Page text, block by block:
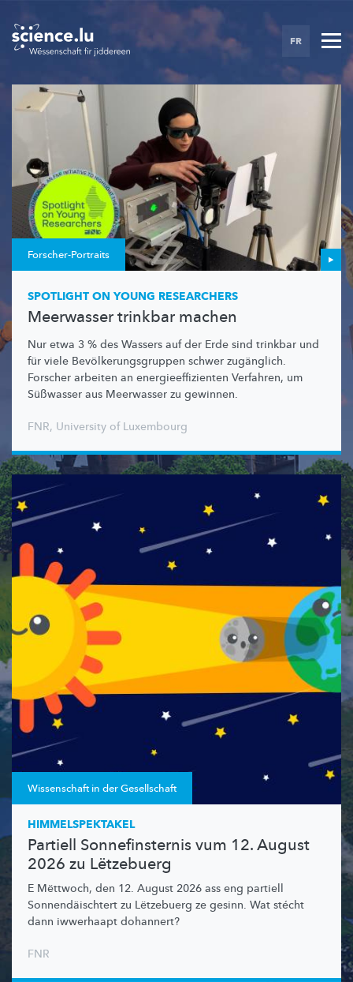
main
FR
Forscher-Portraits
SPOTLIGHT ON YOUNG RESEARCHERS
Meerwasser trinkbar machen
Nur etwa 3 % des Wassers auf der Erde sind trinkbar und
für viele Bevölkerungsgruppen schwer zugänglich.
Forscher arbeiten an energieeffizienten Verfahren, um
Süßwasser aus Meerwasser zu gewinnen.
FNR, University of Luxembourg
Wissenschaft in der Gesellschaft
HIMMELSPEKTAKEL
Partiell Sonnefinsternis vum 12. August
2026 zu Lëtzebuerg
E Mëttwoch, den 12. August 2026 ass eng partiell
Sonnendäischtert zu Lëtzebuerg ze gesinn. Wat stécht
dann iwwerhaapt dohannert?
FNR